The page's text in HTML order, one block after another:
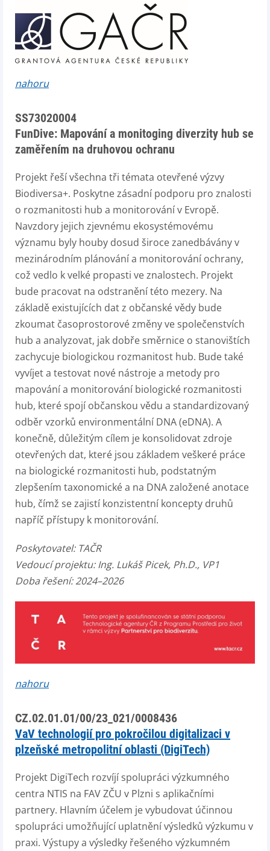
nahoru
SS73020004
FunDive: Mapování a monitoging diverzity hub se
zaměřením na druhovou ochranu
Projekt řeší všechna tři témata otevřené výzvy
Biodiversa+. Poskytne zásadní podporu pro znalosti
o rozmanitosti hub a monitorování v Evropě.
Navzdory jejich zjevnému ekosystémovému
významu byly houby dosud široce zanedbávány v
mezinárodním plánování a monitorování ochrany,
což vedlo k velké propasti ve znalostech. Projekt
bude pracovat na odstranění této mezery. Na
základě existujících dat z občanské vědy bude
zkoumat časoprostorové změny ve společenstvích
hub a analyzovat, jak dobře směrnice o stanovištích
zachycuje biologickou rozmanitost hub. Bude také
vyvíjet a testovat nové nástroje a metody pro
mapování a monitorování biologické rozmanitosti
hub, které spojí občanskou vědu a standardizovaný
odběr vzorků environmentální DNA (eDNA). A
konečně, důležitým cílem je konsolidovat zdroje
otevřených dat, které jsou základem veškeré práce
na biologické rozmanitosti hub, podstatným
zlepšením taxonomické a na DNA založené anotace
hub, čímž se zajistí konzistentní koncepty druhů
napříč přístupy k monitorování.
Poskytovatel: TAČR
Vedoucí projektu:Ing. Lukáš Picek, Ph.D., VP1
Doba řešení: 2024–2026
nahoru
CZ.02.01.01/00/23_021/0008436
VaV technologií pro pokročilou digitalizaci v
plzeňské metropolitní oblasti (DigiTech)
Projekt DigiTech rozvíjí spolupráci výzkumného
centra NTIS na FAV ZČU v Plzni s aplikačními
partnery. Hlavním účelem je vybudovat účinnou
spolupráci umožňující uplatnění výsledků výzkumu v
praxi. Výstupy a výsledky řešeného výzkumném